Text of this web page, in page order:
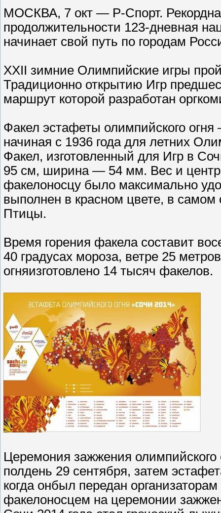
МОСКВА, 7 окт — Р-Спорт.
продолжительности 123-дневная
начинает свой путь по городам
XXII зимние Олимпийские игры
Традиционно открытию Игр
маршрут которой разработан
Факел эстафеты олимпийского
начиная с 1936 года для летних
Факел, изготовленный для Игр в
95 см, ширина — 54 мм. Вес и центр
факелоносцу было максимально
выполнен в красном цвете, в
Птицы.
Время горения факела составит
40 градусах мороза, ветре 25
огняизготовлено 14 тысяч факелов.
Церемония зажжения
полдень 29 сентября, затем
когда онбыл передан
факелоносцем на церемонии